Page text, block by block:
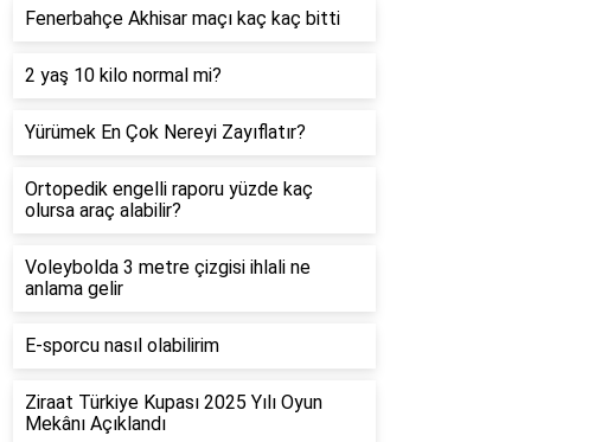
Fenerbahçe Akhisar maçı kaç kaç bitti
2 yaş 10 kilo normal mi?
Yürümek En Çok Nereyi Zayıflatır?
Ortopedik engelli raporu yüzde kaç
olursa araç alabilir?
Voleybolda 3 metre çizgisi ihlali ne
anlama gelir
E-sporcu nasıl olabilirim
Ziraat Türkiye Kupası 2025 Yılı Oyun
Mekânı Açıklandı